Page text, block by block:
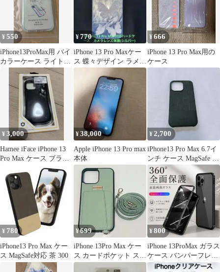
¥550
iPhone13ProMax用 バイ
カラーケース ライトブ
ルー×レモンイエロー
¥770
iPhone 13 Pro Maxケー
ス 蝶々デザイン ラメ入
¥666
iPhone 13 Pro Max用の
ケース
¥3,000
Hamee iFace iPhone 13
Pro Max ケース ブラッ
¥38,000
Apple iPhone 13 Pro max
本体
¥2,700
iPhone13 Pro Max 6.7イ
ンチ ケース MagSafe ブ
ラック
¥ 780
iPhone13 Pro Max ケー
ス MagSafe対応 茶 300
¥ 699
iPhone 13Pro Max ケー
ス カードポケット スト
ラップ付 グリーン
¥800
iPhone 13ProMax ガラス
ケース バンパーフレー
ム 全面保護